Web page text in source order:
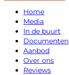
Home
Media
In de buurt
Documenten
Aanbod
Over ons
Reviews